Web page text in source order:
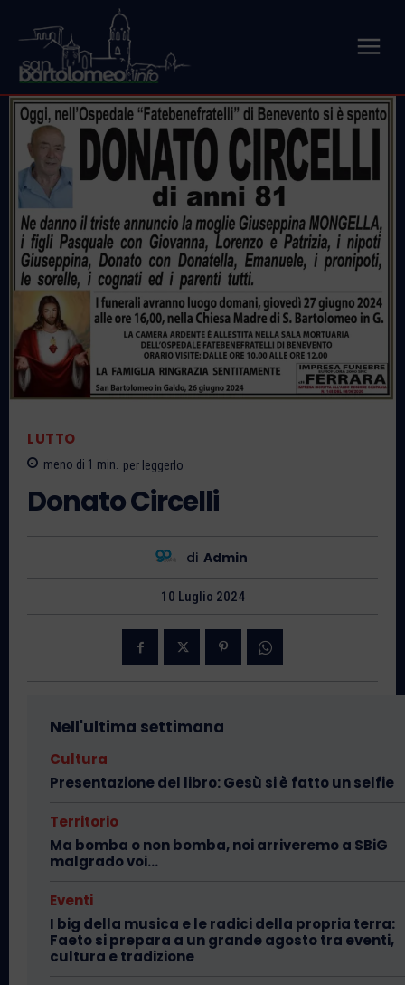
LUTTO
meno di 1 min. per leggerlo
Donato Circelli
di Admin
10 Luglio 2024
Nell'ultima settimana
Cultura
Presentazione del libro: Gesù si è fatto un selfie
Territorio
Ma bomba o non bomba, noi arriveremo a SBiG
malgrado voi…
Eventi
I big della musica e le radici della propria terra:
Faeto si prepara a un grande agosto tra eventi,
cultura e tradizione